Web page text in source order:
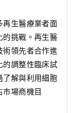
再生醫療業者面
的挑戰。再生醫
術領先者合作進
的調整性臨床試
了解與利用細胞
場商機目